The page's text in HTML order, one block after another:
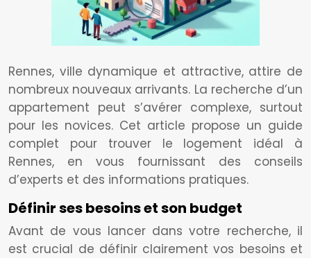
Rennes, ville dynamique et attractive, attire de
nombreux nouveaux arrivants. La recherche d’un
appartement peut s’avérer complexe, surtout
pour les novices. Cet article propose un guide
complet pour trouver le logement idéal à
Rennes, en vous fournissant des conseils
d’experts et des informations pratiques.
Définir ses besoins et son budget
Avant de vous lancer dans votre recherche, il
est crucial de définir clairement vos besoins et